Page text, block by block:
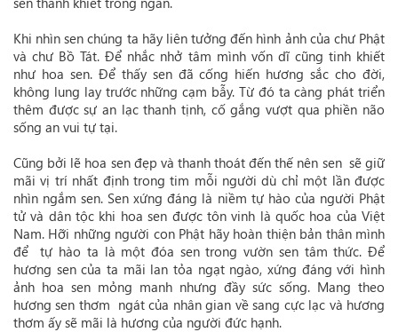
Khi nhìn sen chúng ta hãy liên tưởng đến hình ảnh của chư Phật
và chư Bồ Tát. Để nhắc nhở tâm mình vốn dĩ cũng tinh khiết
như hoa sen. Để thấy sen đã cống hiến hương sắc cho đời,
không lung lay trước những cạm bẫy. Từ đó ta càng phát triển
thêm được sự an lạc thanh tịnh, cố gắng vượt qua phiền não
sống an vui tự tại.
Cũng bởi lẽ hoa sen đẹp và thanh thoát đến thế nên sen sẽ giữ
mãi vị trí nhất định trong tim mỗi người dù chỉ một lần được
nhìn ngắm sen. Sen xứng đáng là niềm tự hào của người Phật
tử và dân tộc khi hoa sen được tôn vinh là quốc hoa của Việt
Nam. Hỡi những người con Phật hãy hoàn thiện bản thân mình
để tự hào ta là một đóa sen trong vườn sen tâm thức. Để
hương sen của ta mãi lan tỏa ngạt ngào, xứng đáng với hình
ảnh hoa sen mỏng manh nhưng đầy sức sống. Mang theo
hương sen thơm ngát của nhân gian về sang cực lạc và hương
thơm ấy sẽ mãi là hương của người đức hạnh.